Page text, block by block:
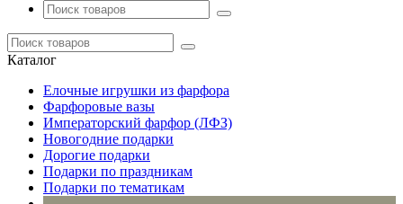
Каталог
Елочные игрушки из фарфора
Фарфоровые вазы
Императорский фарфор (ЛФЗ)
Новогодние подарки
Дорогие подарки
Подарки по праздникам
Подарки по тематикам